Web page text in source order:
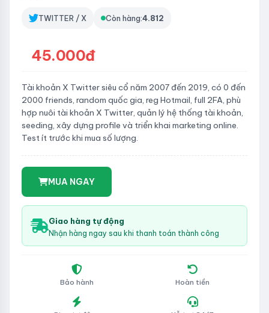
TWITTER / X Còn hàng:4.812
45.000đ
Tài khoản X Twitter siêu cổ năm 2007 đến 2019, có 0 đến
2000 friends, random quốc gia, reg Hotmail, full 2FA, phù
hợp nuôi tài khoản X Twitter, quản lý hệ thống tài khoản,
seeding, xây dựng profile và triển khai marketing online.
Test ít trước khi mua số lượng.
MUA NGAY
Giao hàng tự động
Nhận hàng ngay sau khi thanh toán thành công
Bảo hành Hoàn tiền